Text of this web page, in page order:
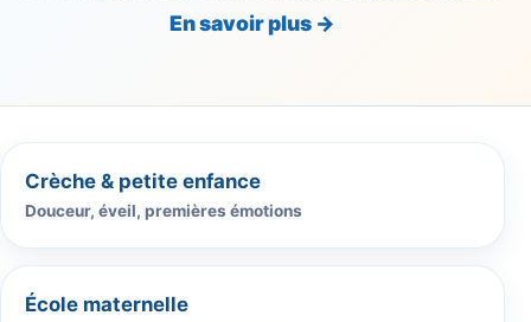
En savoir plus →
Crèche & petite enfance
Douceur, éveil, premières émotions
École maternelle